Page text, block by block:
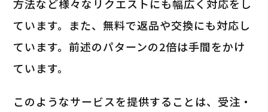
方法など様々なリクエストにも幅広く対応をし
ています。また、無料で返品や交換にも対応し
ています。前述のパターンの2倍は手間をかけ
ています。
このようなサービスを提供することは、受注・